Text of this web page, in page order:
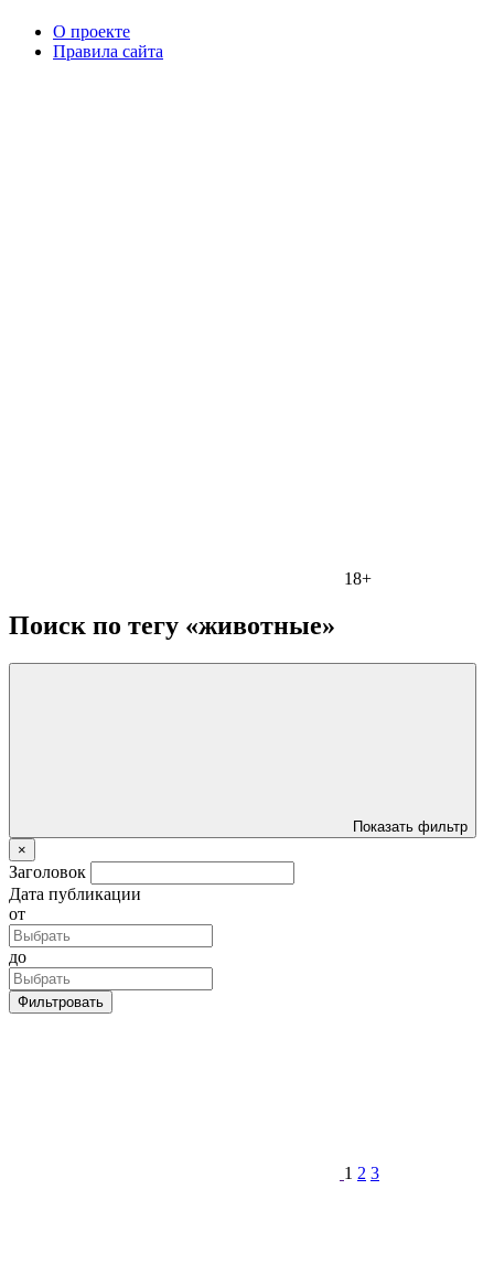
О проекте
Правила сайта
18+
Поиск по тегу «животные»
Показать фильтр
×
Заголовок
Дата публикации
от
до
Фильтровать
1 2 3